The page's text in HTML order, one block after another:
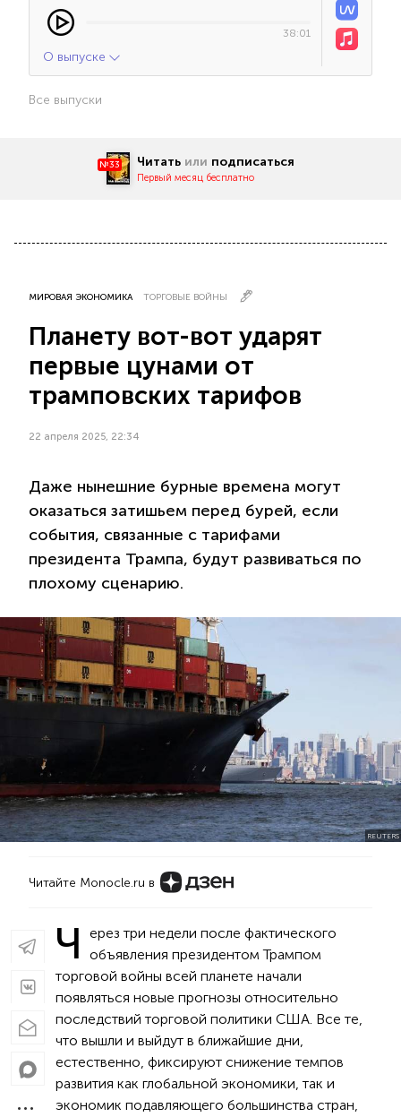
38:01
О выпуске
Все выпуски
№33 Читать или подписаться
Первый месяц бесплатно
МИРОВАЯ ЭКОНОМИКА ТОРГОВЫЕ ВОЙНЫ
Планету вот-вот ударят
первые цунами от
трамповских тарифов
22 апреля 2025, 22:34
Даже нынешние бурные времена могут
оказаться затишьем перед бурей, если
события, связанные с тарифами
президента Трампа, будут развиваться по
плохому сценарию.
REUTERS
Читайте Monocle.ru в
Ч
ерез три недели после фактического
объявления президентом Трампом
торговой войны всей планете начали
появляться новые прогнозы относительно
последствий торговой политики США. Все те,
что вышли и выйдут в ближайшие дни,
естественно, фиксируют снижение темпов
развития как глобальной экономики, так и
экономик подавляющего большинства стран,